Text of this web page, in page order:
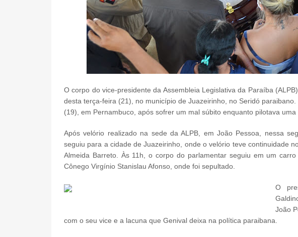
O corpo do vice-presidente da Assembleia Legislativa da Paraíba
desta terça-feira (21), no município de Juazeirinho, no Seridó
(19), em Pernambuco, após sofrer um mal súbito enquanto pilotava
Após velório realizado na sede da ALPB, em João Pessoa, nessa
seguiu para a cidade de Juazeirinho, onde o velório teve continuidade
Almeida Barreto. Às 11h, o corpo do parlamentar seguiu em um
Cônego Virgínio Stanislau Afonso, onde foi sepultado.
O
João
com o seu vice e a lacuna que Genival deixa na política paraibana.